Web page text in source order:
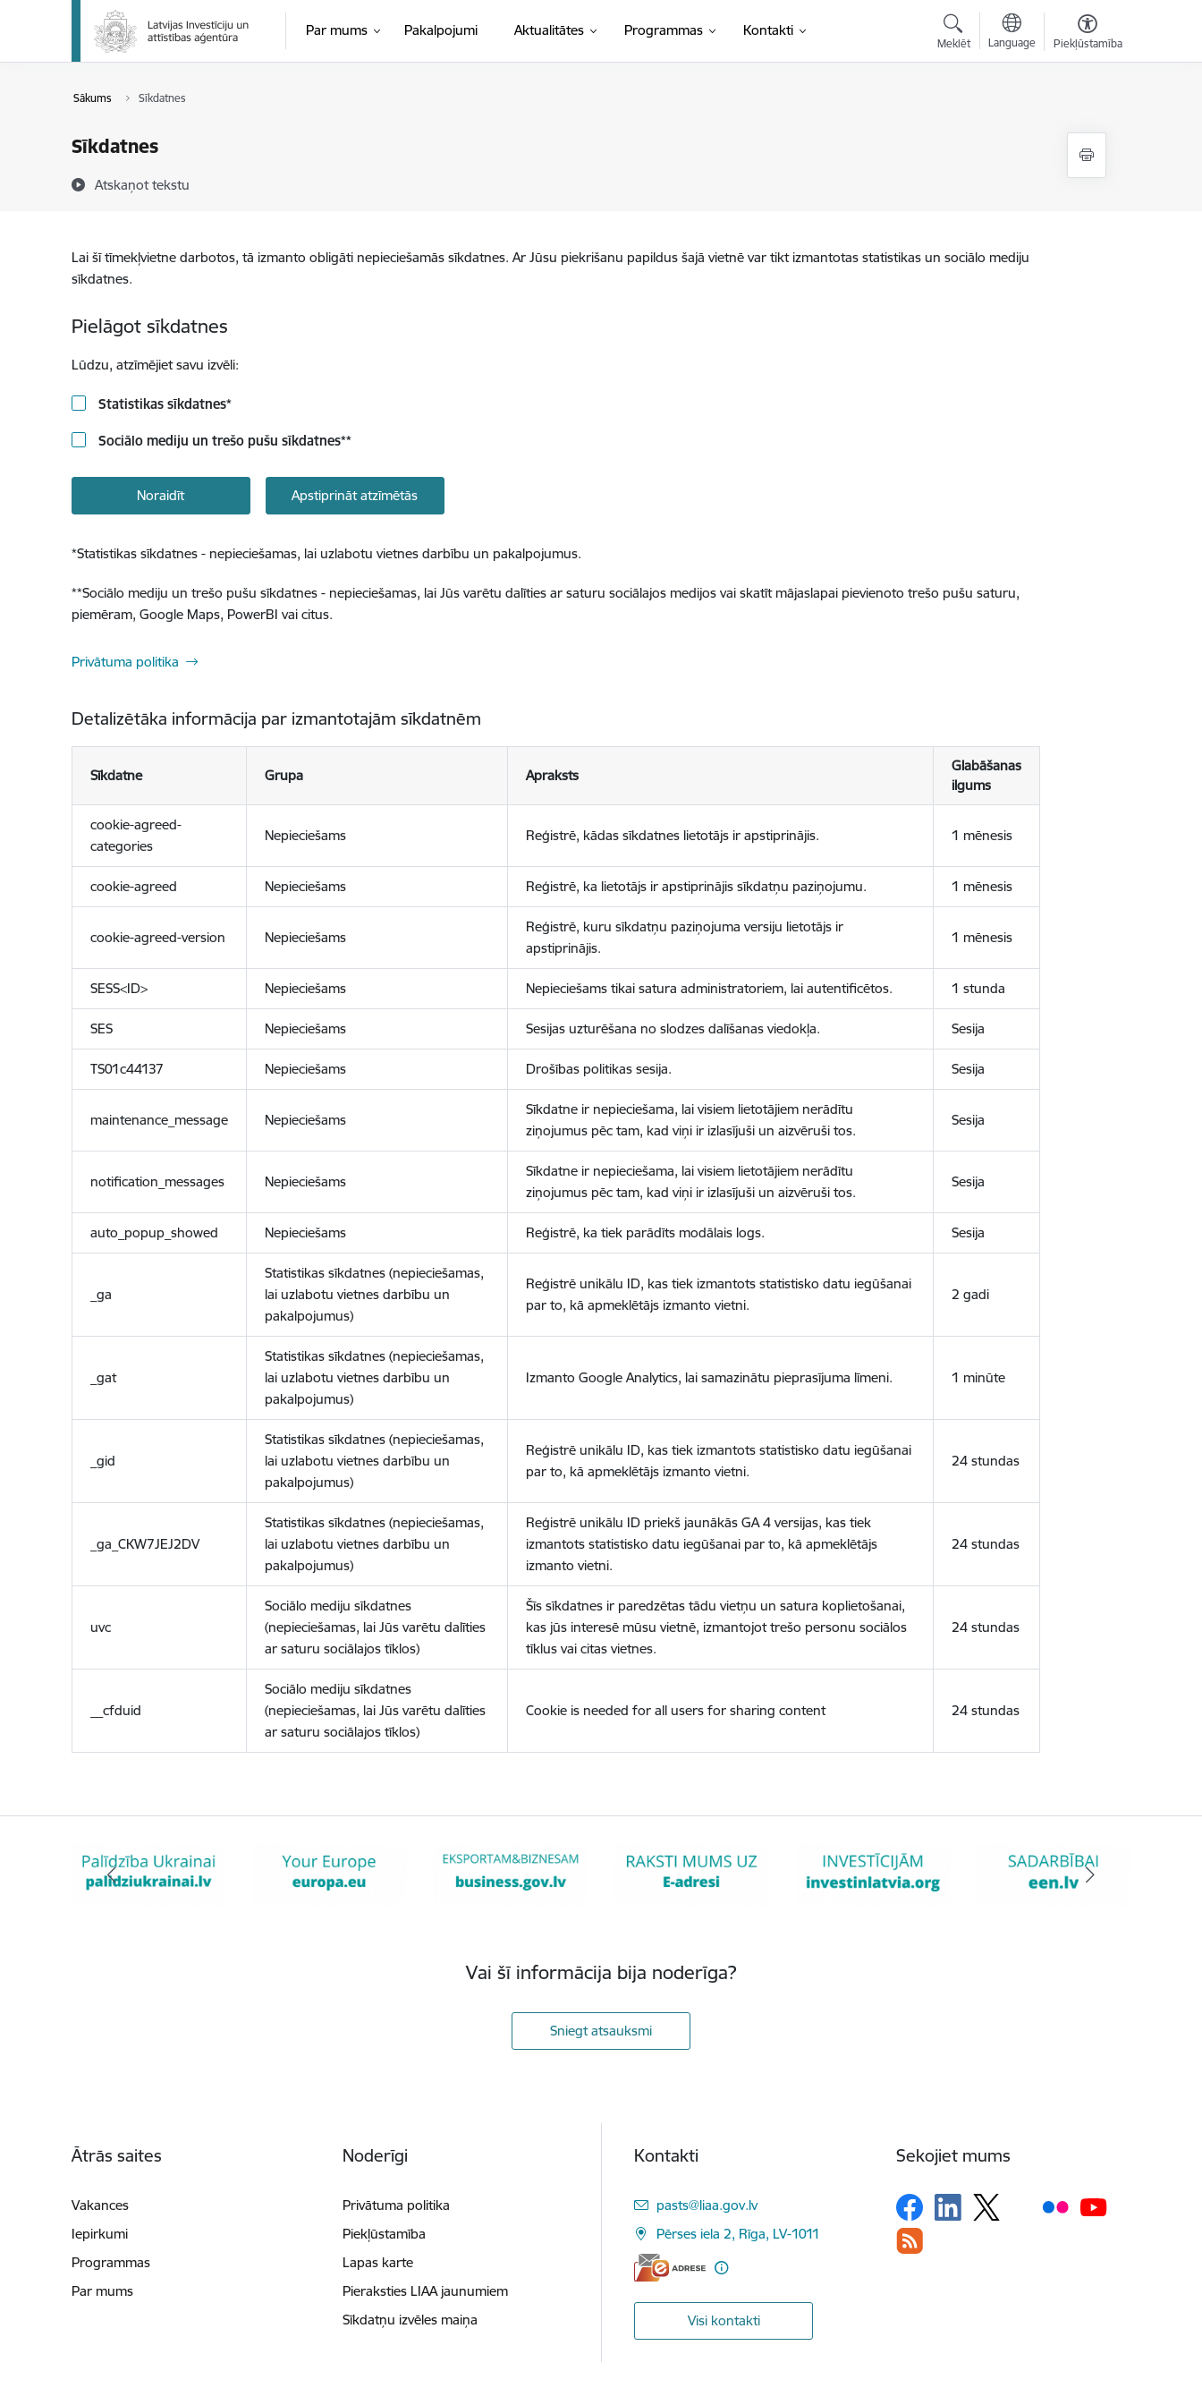
Pāriet uz lapas saturu
Par mums Pakalpojumi Aktualitātes Programmas Kontakti
Meklēt Language Piekļūstamība
Sākums Sīkdatnes
Sīkdatnes
Atskaņot tekstu
Lai šī tīmekļvietne darbotos, tā izmanto obligāti nepieciešamās sīkdatnes. Ar Jūsu piekrišanu papildus šajā vietnē var tikt izmantotas statistikas un sociālo mediju
sīkdatnes.
Pielāgot sīkdatnes
Lūdzu, atzīmējiet savu izvēli:
Statistikas sīkdatnes*
Sociālo mediju un trešo pušu sīkdatnes**
Noraidīt Apstiprināt atzīmētās
*Statistikas sīkdatnes - nepieciešamas, lai uzlabotu vietnes darbību un pakalpojumus.
**Sociālo mediju un trešo pušu sīkdatnes - nepieciešamas, lai Jūs varētu dalīties ar saturu sociālajos medijos vai skatīt mājaslapai pievienoto trešo pušu saturu,
piemēram, Google Maps, PowerBI vai citus.
Privātuma politika
Detalizētāka informācija par izmantotajām sīkdatnēm
Sīkdatne Grupa Apraksts
Glabāšanas
ilgums
cookie-agreed-
categories
Nepieciešams Reģistrē, kādas sīkdatnes lietotājs ir apstiprinājis. 1 mēnesis
cookie-agreed Nepieciešams Reģistrē, ka lietotājs ir apstiprinājis sīkdatņu paziņojumu. 1 mēnesis
cookie-agreed-version Nepieciešams
Reģistrē, kuru sīkdatņu paziņojuma versiju lietotājs ir
apstiprinājis.
1 mēnesis
SESS<ID> Nepieciešams Nepieciešams tikai satura administratoriem, lai autentificētos. 1 stunda
SES Nepieciešams Sesijas uzturēšana no slodzes dalīšanas viedokļa. Sesija
TS01c44137 Nepieciešams Drošības politikas sesija. Sesija
maintenance_message Nepieciešams
Sīkdatne ir nepieciešama, lai visiem lietotājiem nerādītu
ziņojumus pēc tam, kad viņi ir izlasījuši un aizvēruši tos.
Sesija
notification_messages Nepieciešams
Sīkdatne ir nepieciešama, lai visiem lietotājiem nerādītu
ziņojumus pēc tam, kad viņi ir izlasījuši un aizvēruši tos.
Sesija
auto_popup_showed Nepieciešams Reģistrē, ka tiek parādīts modālais logs. Sesija
_ga
Statistikas sīkdatnes (nepieciešamas,
lai uzlabotu vietnes darbību un
pakalpojumus)
Reģistrē unikālu ID, kas tiek izmantots statistisko datu iegūšanai
par to, kā apmeklētājs izmanto vietni.
2 gadi
_gat
Statistikas sīkdatnes (nepieciešamas,
lai uzlabotu vietnes darbību un
pakalpojumus)
Izmanto Google Analytics, lai samazinātu pieprasījuma līmeni. 1 minūte
_gid
Statistikas sīkdatnes (nepieciešamas,
lai uzlabotu vietnes darbību un
pakalpojumus)
Reģistrē unikālu ID, kas tiek izmantots statistisko datu iegūšanai
par to, kā apmeklētājs izmanto vietni.
24 stundas
_ga_CKW7JEJ2DV
Statistikas sīkdatnes (nepieciešamas,
lai uzlabotu vietnes darbību un
pakalpojumus)
Reģistrē unikālu ID priekš jaunākās GA 4 versijas, kas tiek
izmantots statistisko datu iegūšanai par to, kā apmeklētājs
izmanto vietni.
24 stundas
uvc
Sociālo mediju sīkdatnes
(nepieciešamas, lai Jūs varētu dalīties
ar saturu sociālajos tīklos)
Šīs sīkdatnes ir paredzētas tādu vietņu un satura koplietošanai,
kas jūs interesē mūsu vietnē, izmantojot trešo personu sociālos
tīklus vai citas vietnes.
24 stundas
__cfduid
Sociālo mediju sīkdatnes
(nepieciešamas, lai Jūs varētu dalīties
ar saturu sociālajos tīklos)
Cookie is needed for all users for sharing content 24 stundas
Vai šī informācija bija noderīga?
Sniegt atsauksmi
Ātrās saites
Vakances
Iepirkumi
Programmas
Par mums
Noderīgi
Privātuma politika
Piekļūstamība
Lapas karte
Pieraksties LIAA jaunumiem
Sīkdatņu izvēles maiņa
Kontakti
E-pasts:
pasts@liaa.gov.lv
Pērses iela 2, Rīga, LV-1011
Visi kontakti
Sekojiet mums